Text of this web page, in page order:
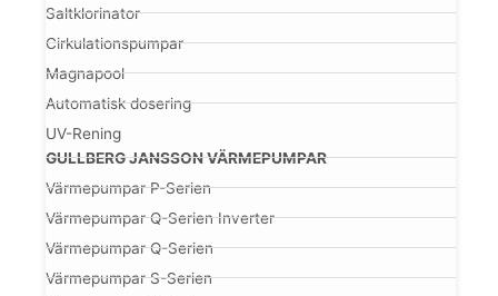
Saltklorinator
Cirkulationspumpar
Magnapool
Automatisk dosering
UV-Rening
GULLBERG JANSSON VÄRMEPUMPAR
Värmepumpar P-Serien
Värmepumpar Q-Serien Inverter
Värmepumpar Q-Serien
Värmepumpar S-Serien